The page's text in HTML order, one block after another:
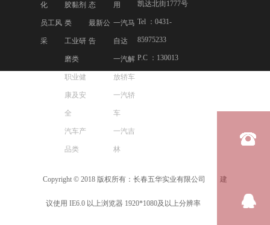
化
员工风
采
胶黏剂
类
工业研
磨类
职业健
康及安
全
汽车产
品类
态
最新公
告
用
一汽马
自达
一汽解
放轿车
一汽轿
车
一汽吉
林
凯达北街1777号
Tel ：0431-
85975233
P.C ：130013
Copyright © 2018 版权所有：长春五华实业有限公司 建
议使用 IE6.0 以上浏览器 1920*1080及以上分辨率